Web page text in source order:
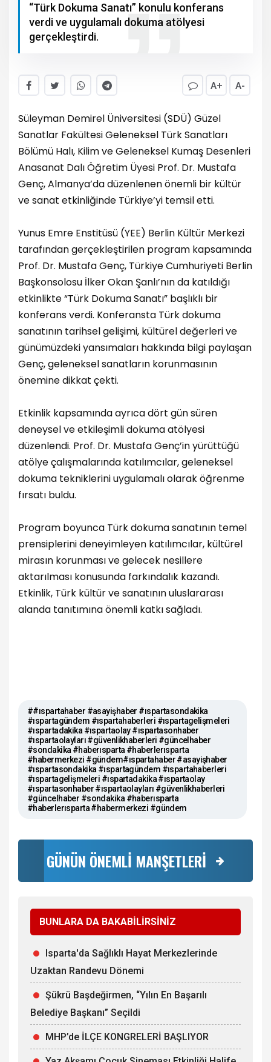
“Türk Dokuma Sanatı” konulu konferans
verdi ve uygulamalı dokuma atölyesi
gerçekleştirdi.
A+ A-
Süleyman Demirel Üniversitesi (SDÜ) Güzel
Sanatlar Fakültesi Geleneksel Türk Sanatları
Bölümü Halı, Kilim ve Geleneksel Kumaş Desenleri
Anasanat Dalı Öğretim Üyesi Prof. Dr. Mustafa
Genç, Almanya’da düzenlenen önemli bir kültür
ve sanat etkinliğinde Türkiye’yi temsil etti.
Yunus Emre Enstitüsü (YEE) Berlin Kültür Merkezi
tarafından gerçekleştirilen program kapsamında
Prof. Dr. Mustafa Genç, Türkiye Cumhuriyeti Berlin
Başkonsolosu İlker Okan Şanlı’nın da katıldığı
etkinlikte “Türk Dokuma Sanatı” başlıklı bir
konferans verdi. Konferansta Türk dokuma
sanatının tarihsel gelişimi, kültürel değerleri ve
günümüzdeki yansımaları hakkında bilgi paylaşan
Genç, geleneksel sanatların korunmasının
önemine dikkat çekti.
Etkinlik kapsamında ayrıca dört gün süren
deneysel ve etkileşimli dokuma atölyesi
düzenlendi. Prof. Dr. Mustafa Genç’in yürüttüğü
atölye çalışmalarında katılımcılar, geleneksel
dokuma tekniklerini uygulamalı olarak öğrenme
fırsatı buldu.
Program boyunca Türk dokuma sanatının temel
prensiplerini deneyimleyen katılımcılar, kültürel
mirasın korunması ve gelecek nesillere
aktarılması konusunda farkındalık kazandı.
Etkinlik, Türk kültür ve sanatının uluslararası
alanda tanıtımına önemli katkı sağladı.
##ıspartahaber #asayişhaber #ıspartasondakika
#ıspartagündem #ıspartahaberleri #ıspartagelişmeleri
#ıspartadakika #ıspartaolay #ıspartasonhaber
#ıspartaolayları #güvenlikhaberleri #güncelhaber
#sondakika #haberısparta #haberlerısparta
#habermerkezi #gündem#ıspartahaber #asayişhaber
#ıspartasondakika #ıspartagündem #ıspartahaberleri
#ıspartagelişmeleri #ıspartadakika #ıspartaolay
#ıspartasonhaber #ıspartaolayları #güvenlikhaberleri
#güncelhaber #sondakika #haberısparta
#haberlerısparta #habermerkezi #gündem
GÜNÜN ÖNEMLİ MANŞETLERİ
BUNLARA DA BAKABİLİRSİNİZ
Isparta'da Sağlıklı Hayat Merkezlerinde
Uzaktan Randevu Dönemi
Şükrü Başdeğirmen, “Yılın En Başarılı
Belediye Başkanı” Seçildi
MHP’de İLÇE KONGRELERİ BAŞLIYOR